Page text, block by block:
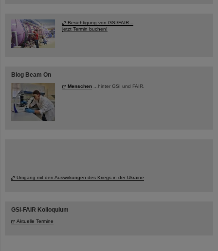
Besichtigung von GSI/FAIR –
jetzt Termin buchen!
Blog Beam On
Menschen ...hinter GSI und FAIR.
Umgang mit den Auswirkungen des Kriegs in der Ukraine
GSI-FAIR Kolloquium
Aktuelle Termine